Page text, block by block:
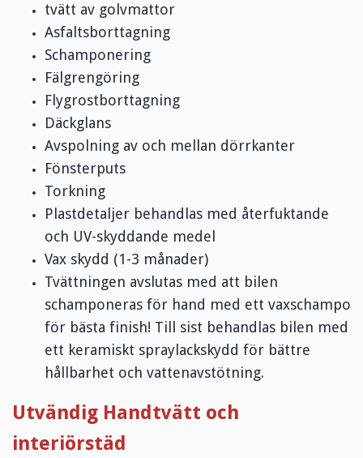
tvätt av golvmattor
Asfaltsborttagning
Schamponering
Fälgrengöring
Flygrostborttagning
Däckglans
Avspolning av och mellan dörrkanter
Fönsterputs
Torkning
Plastdetaljer behandlas med återfuktande
och UV-skyddande medel
Vax skydd (1-3 månader)
Tvättningen avslutas med att bilen
schamponeras för hand med ett vaxschampo
för bästa finish! Till sist behandlas bilen med
ett keramiskt spraylackskydd för bättre
hållbarhet och vattenavstötning.
Utvändig Handtvätt och
interiörstäd